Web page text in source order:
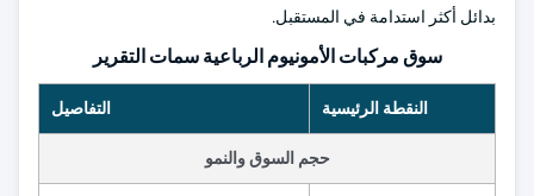
بدائل أكثر استدامة في المستقبل.
سوق مركبات الأمونيوم الرباعية سمات التقرير
النقطة الرئيسية التفاصيل
حجم السوق والنمو